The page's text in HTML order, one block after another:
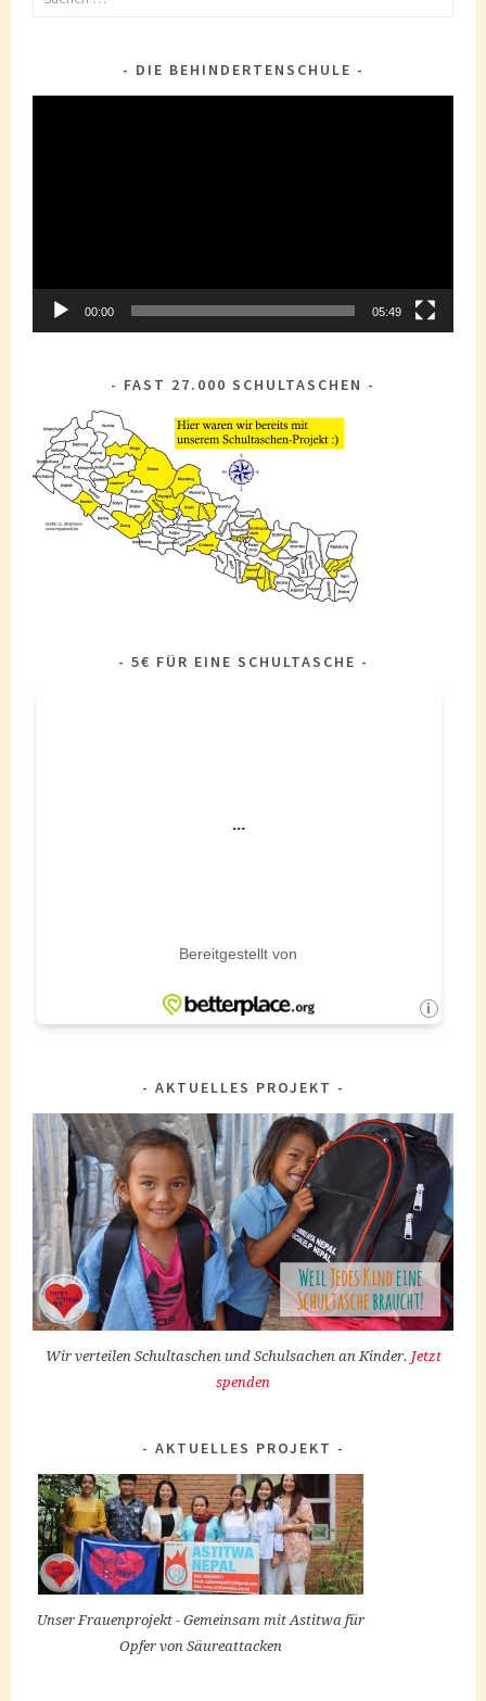
DIE BEHINDERTENSCHULE
00:00 05:49
FAST 27.000 SCHULTASCHEN
5€ FÜR EINE SCHULTASCHE
AKTUELLES PROJEKT
Wir verteilen Schultaschen und Schulsachen an Kinder. Jetzt
spenden
AKTUELLES PROJEKT
Unser Frauenprojekt - Gemeinsam mit Astitwa für
Opfer von Säureattacken